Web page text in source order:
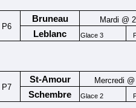
P6
Bruneau Mardi @
Leblanc Glace 3
P7
St-Amour Mercredi
Schembre Glace 2